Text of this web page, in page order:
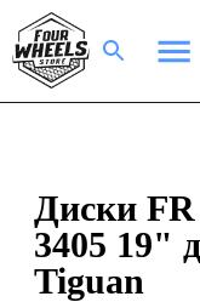
Диски
3405 19"
Tiguan